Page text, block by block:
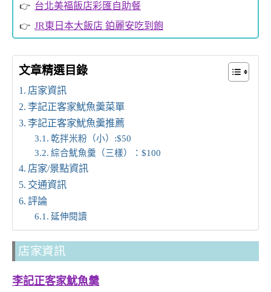
台北美福飯店彩匯自助餐
JR東日本大飯店 鉑麗安吃到飽
文章精選目錄
店家資訊
李記正客家魷魚羹菜單
李記正客家魷魚羹推薦
乾拌米粉（小）:$50
綜合魷魚羹（三樣）：$100
店家/景點資訊
交通資訊
評論
延伸閱讀
店家資訊
李記正客家魷魚羹